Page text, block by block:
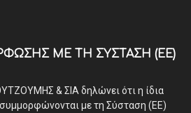
ΜΕ ΤΗ ΣΎΣΤΑΣΗ (ΕΕ)
& ΣΙΑ δηλώνει ότι η ίδια
με τη Σύσταση (ΕΕ)